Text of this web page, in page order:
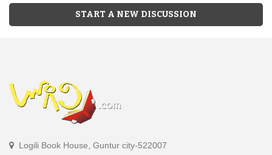
START A NEW DISCUSSION
Logili Book House, Guntur city-522007